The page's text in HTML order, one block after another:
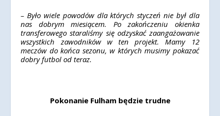
– Było wiele powodów dla których styczeń nie był dla
nas dobrym miesiącem. Po zakończeniu okienka
transferowego staraliśmy się odzyskać zaangażowanie
wszystkich zawodników w ten projekt. Mamy 12
meczów do końca sezonu, w których musimy pokazać
dobry futbol od teraz.
Pokonanie Fulham będzie trudne